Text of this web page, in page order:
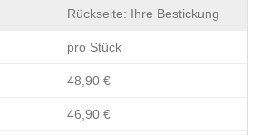
Rückseite: Ihre Bestickung
pro Stück
48,90 €
46,90 €